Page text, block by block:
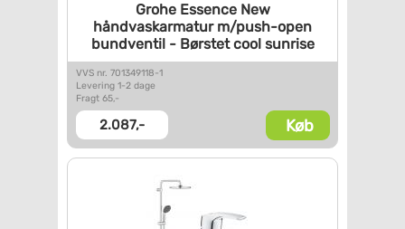
Grohe Essence New
håndvaskarmatur m/push-open
bundventil - Børstet coolsunrise
VVS nr. 701349118-1
Levering 1-2 dage
Fragt 65,-
2.087,- Køb